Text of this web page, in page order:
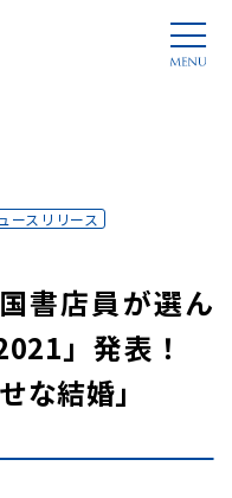
ースリリース
書店員が選ん
」発表！
な結婚」